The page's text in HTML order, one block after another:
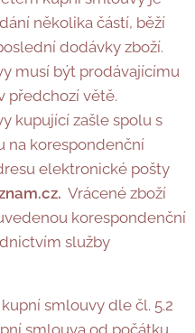
několika částí, běží
dodávky zboží.
musí být prodávajícímu
předchozí větě.
kupující zašle spolu s
na korespondenční
elektronické pošty
Vrácené zboží
korespondenční
služby
smlouvy dle čl. 5.2
smlouva od počátku